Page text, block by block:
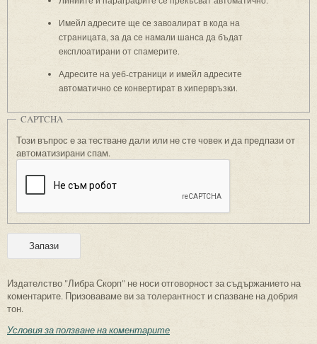
Имейл адресите ще се завоалират в кода на
страницата, за да се намали шанса да бъдат
експлоатирани от спамерите.
Адресите на уеб-страници и имейл адресите
автоматично се конвертират в хипервръзки.
CAPTCHA
Този въпрос е за тестване дали или не сте човек и да предпази от
автоматизирани спам.
Издателство "Либра Скорп" не носи отговорност за съдържанието на
коментарите. Призоваваме ви за толерантност и спазване на добрия
тон.
Условия за ползване на коментарите